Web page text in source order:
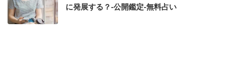
に発展する？-公開鑑定-無料占い